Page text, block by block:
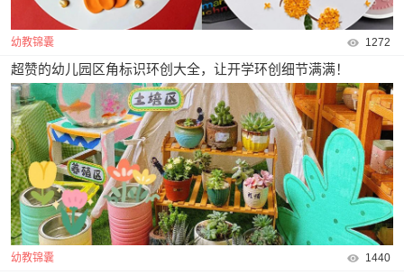
幼教锦囊 1272
超赞的幼儿园区角标识环创大全，让开学环创细节满满！
幼教锦囊 1440